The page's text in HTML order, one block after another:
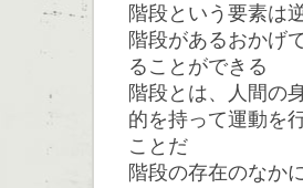
階段という要素は
階段があるおかげ
ることができる
階段とは、人間の
的を持って運動を
ことだ
階段の存在のなか